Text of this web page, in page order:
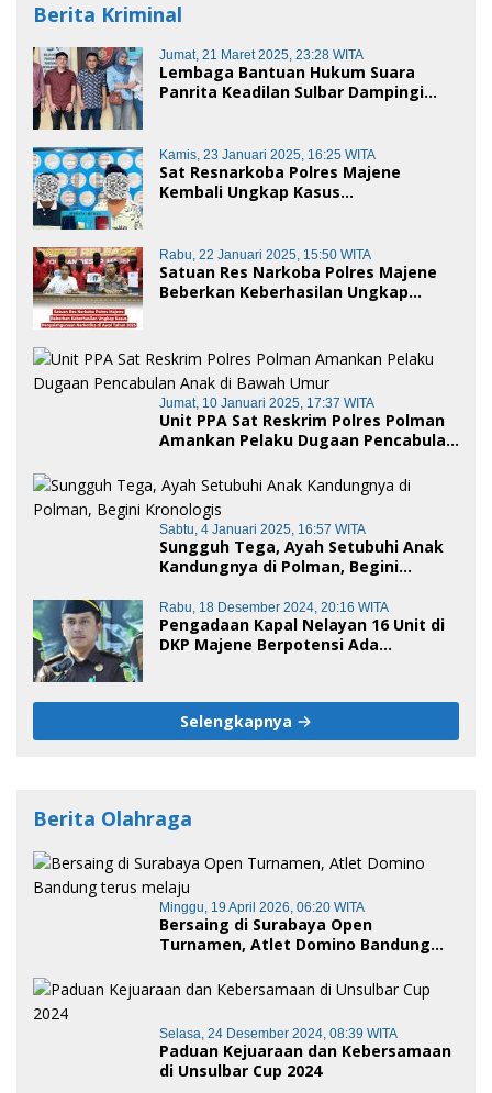
Berita Kriminal
Jumat, 21 Maret 2025, 23:28 WITA
Lembaga Bantuan Hukum Suara
Panrita Keadilan Sulbar Dampingi
Polman
Kamis, 23 Januari 2025, 16:25 WITA
Sat Resnarkoba Polres Majene
Kembali Ungkap Kasus
Rabu, 22 Januari 2025, 15:50 WITA
Satuan Res Narkoba Polres Majene
Beberkan Keberhasilan Ungkap
Jumat, 10 Januari 2025, 17:37 WITA
Unit PPA Sat Reskrim Polres Polman
Amankan Pelaku Dugaan Pencabulan
Sabtu, 4 Januari 2025, 16:57 WITA
Sungguh Tega, Ayah Setubuhi Anak
Kandungnya di Polman, Begini
Rabu, 18 Desember 2024, 20:16 WITA
Pengadaan Kapal Nelayan 16 Unit di
DKP Majene Berpotensi Ada
Selengkapnya
Berita Olahraga
Minggu, 19 April 2026, 06:20 WITA
Bersaing di Surabaya Open
Turnamen, Atlet Domino Bandung
Selasa, 24 Desember 2024, 08:39 WITA
Paduan Kejuaraan dan Kebersamaan
di Unsulbar Cup 2024